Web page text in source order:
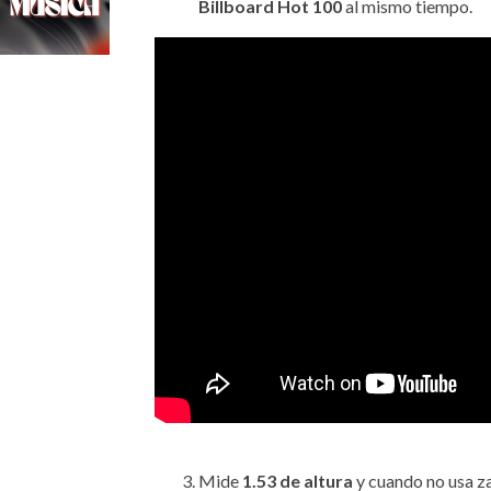
Billboard Hot 100al mismo tiempo.
Mide 1.53 de altura y cuando no usa